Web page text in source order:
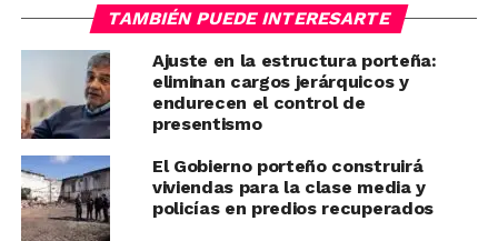
TAMBIÉN PUEDE INTERESARTE
Ajuste en la estructura porteña:
eliminan cargos jerárquicos y
endurecen el control de
presentismo
El Gobierno porteño construirá
viviendas para la clase media y
policías en predios recuperados